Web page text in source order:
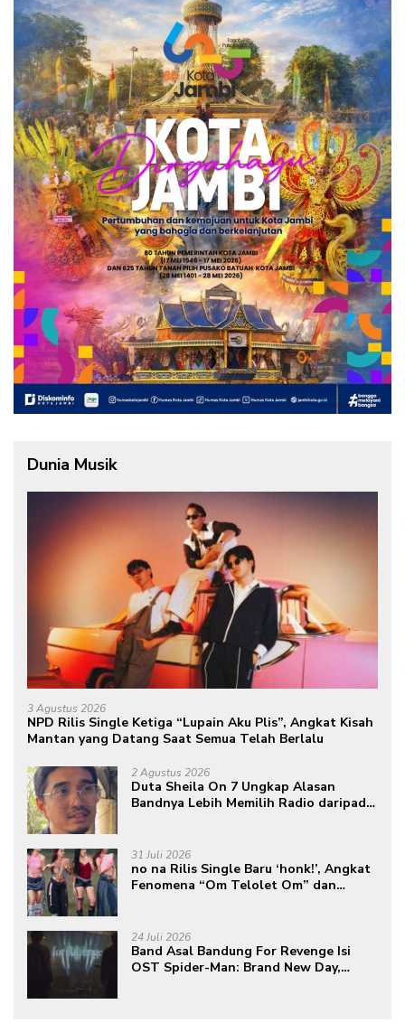
Dunia Musik
3 Agustus 2026
NPD Rilis Single Ketiga “Lupain Aku Plis”, Angkat Kisah
Mantan yang Datang Saat Semua Telah Berlalu
2 Agustus 2026
Duta Sheila On 7 Ungkap Alasan
Bandnya Lebih Memilih Radio daripada
31 Juli 2026
no na Rilis Single Baru ‘honk!’, Angkat
Fenomena “Om Telolet Om” dan
24 Juli 2026
Band Asal Bandung For Revenge Isi
OST Spider-Man: Brand New Day,